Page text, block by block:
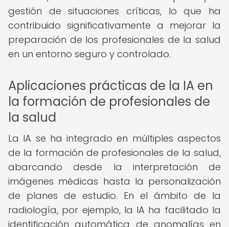
gestión de situaciones críticas, lo que ha
contribuido significativamente a mejorar la
preparación de los profesionales de la salud
en un entorno seguro y controlado.
Aplicaciones prácticas de la IA en
la formación de profesionales de
la salud
La IA se ha integrado en múltiples aspectos
de la formación de profesionales de la salud,
abarcando desde la interpretación de
imágenes médicas hasta la personalización
de planes de estudio. En el ámbito de la
radiología, por ejemplo, la IA ha facilitado la
identificación automática de anomalías en